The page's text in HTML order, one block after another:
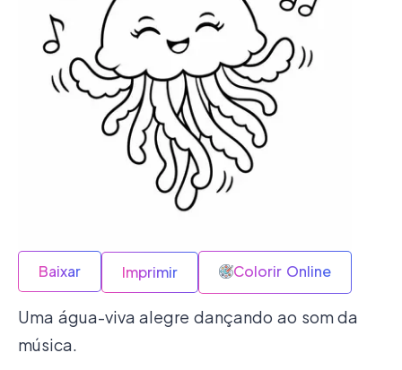
Baixar Imprimir Colorir Online
Uma água-viva alegre dançando ao som da
música.